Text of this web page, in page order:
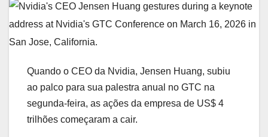
Quando o CEO da Nvidia, Jensen Huang, subiu
ao palco para sua palestra anual no GTC na
segunda-feira, as ações da empresa de US$ 4
trilhões começaram a cair.